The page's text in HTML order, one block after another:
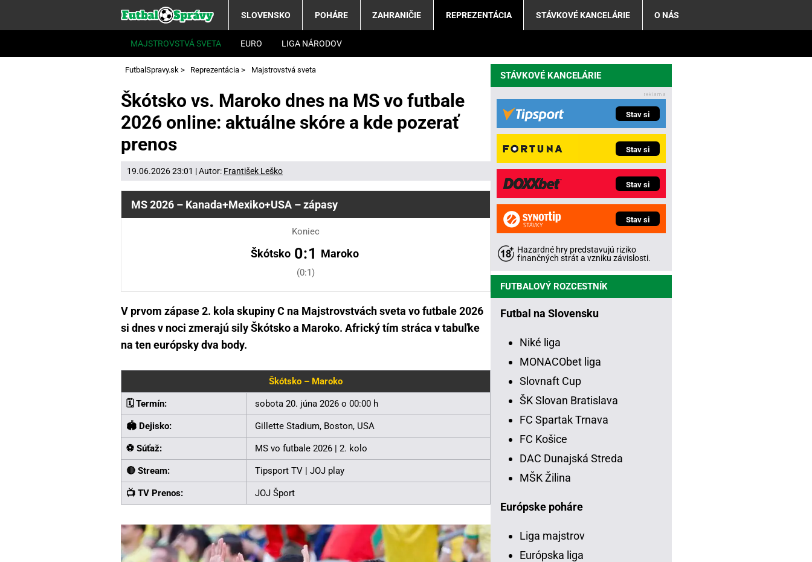
SLOVENSKO POHÁRE ZAHRANIČIE REPREZENTÁCIA
MAJSTROVSTVÁ SVETA EURO LIGA NÁRODOV
STÁVKOVÉ KANCELÁRIE O NÁS
FutbalSpravy.sk > Reprezentácia > Majstrovstvá sveta
Škótsko vs. Maroko dnes na MS vo futbale
2026 online: aktuálne skóre a kde pozerať
prenos
19.06.2026 23:01 | Autor: František Leško
MS 2026 – Kanada+Mexiko+USA – zápasy
Koniec
Škótsko 0:1 Maroko
(0:1)
V prvom zápase 2. kola skupiny C na Majstrovstvách sveta vo futbale 2026
si dnes v noci zmerajú sily Škótsko a Maroko. Africký tím stráca v tabuľke
na ten európsky dva body.
Škótsko – Maroko
🗓️ Termín: sobota 20. júna 2026 o 00:00 h
🏟️ Dejisko: Gillette Stadium, Boston, USA
⚽ Súťaž: MS vo futbale 2026 | 2. kolo
🔴 Stream: Tipsport TV | JOJ play
📺 TV Prenos: JOJ Šport
STÁVKOVÉ KANCELÁRIE
Stav si
Stav si
Stav si
Stav si
Hazardné hry predstavujú riziko
finančných strát a vzniku závislosti.
FUTBALOVÝ ROZCESTNÍK
Futbal na Slovensku
Niké liga
MONACObet liga
Slovnaft Cup
ŠK Slovan Bratislava
FC Spartak Trnava
FC Košice
DAC Dunajská Streda
MŠK Žilina
Európske poháre
Liga majstrov
Európska liga